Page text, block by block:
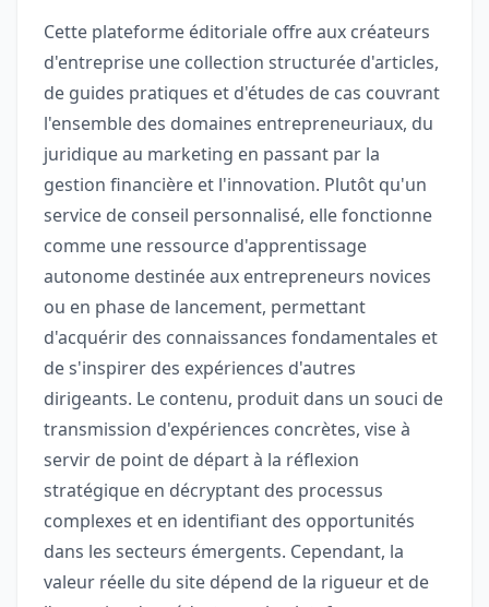
Cette plateforme éditoriale offre aux créateurs
d'entreprise une collection structurée d'articles,
de guides pratiques et d'études de cas couvrant
l'ensemble des domaines entrepreneuriaux, du
juridique au marketing en passant par la
gestion financière et l'innovation. Plutôt qu'un
service de conseil personnalisé, elle fonctionne
comme une ressource d'apprentissage
autonome destinée aux entrepreneurs novices
ou en phase de lancement, permettant
d'acquérir des connaissances fondamentales et
de s'inspirer des expériences d'autres
dirigeants. Le contenu, produit dans un souci de
transmission d'expériences concrètes, vise à
servir de point de départ à la réflexion
stratégique en décryptant des processus
complexes et en identifiant des opportunités
dans les secteurs émergents. Cependant, la
valeur réelle du site dépend de la rigueur et de